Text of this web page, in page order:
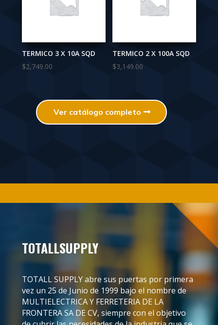
TERMICO 3 X 10A SQD
$2,749.00
TERMICO 2 X 100A SQD
$3,149.00
Ver catálogo completo
TOTALLSUPPLY
TOTALL SUPPLY abre sus puertas por primera
vez un 25 de Junio de 1999 bajo el nombre de
MULTIELECTRICA Y FERRETERIA DE LA
FRONTERA SA DE CV, siempre con el objetivo